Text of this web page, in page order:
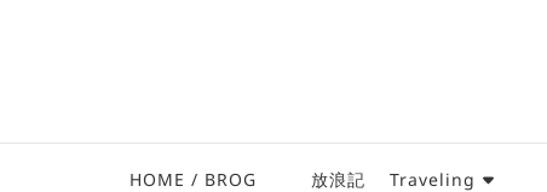
HOME / BROG 放浪記 Traveling